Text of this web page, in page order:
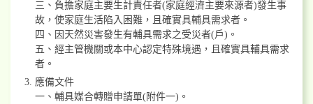
三、負擔家庭主要生計責任者(家庭經濟主要來源者)發生事
故，使家庭生活陷入困難，且確實具輔具需求者。
四、因天然災害發生有輔具需求之受災者(戶)。
五、經主管機關或本中心認定特殊境遇，且確實具輔具需求
者。
應備文件
一、輔具媒合轉贈申請單(附件一)。